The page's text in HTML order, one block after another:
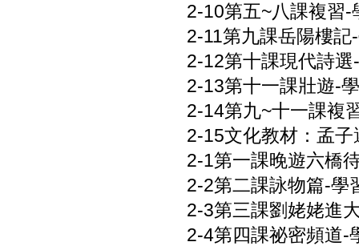
2-10第五~八課複習
2-11第九課岳陽樓
2-12第十課現代詩
2-13第十一課壯遊-
2-14第九~十一課複
2-15文化教材：孟
2-1第一課晚遊六橋
2-2第二課詠物篇-學
2-3第三課劉姥姥進
2-4第四課祕密頻道-